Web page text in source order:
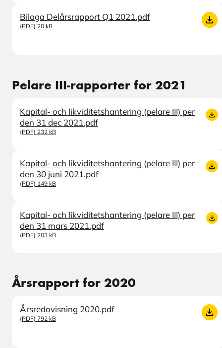
Bilaga Delårsrapport Q1 2021.pdf
(PDF) 20 kB
Pelare III-rapporter for 2021
Kapital- och likviditetshantering (pelare III) per
den 31 dec 2021.pdf
(PDF) 232 kB
Kapital- och likviditetshantering (pelare III) per
den 30 juni 2021.pdf
(PDF) 149 kB
Kapital- och likviditetshantering (pelare III) per
den 31 mars 2021.pdf
(PDF) 203 kB
Årsrapport for 2020
Årsredovisning 2020.pdf
(PDF) 792 kB